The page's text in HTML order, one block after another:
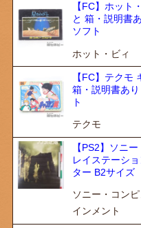
【FC】ホット
と 箱・説明書
ソフト
ホット・ビィ
【FC】テクモ
箱・説明書あ
ト
テクモ
【PS2】ソニ
レイステーシ
ター B2サイズ
ソニー・コン
インメント